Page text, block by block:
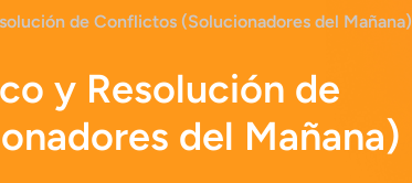
de Conflictos (Solucionadores del Mañana)
y Resolución de
del Mañana)